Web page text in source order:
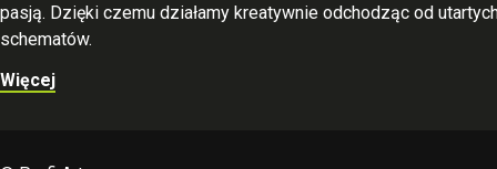
pasją. Dzięki czemu działamy kreatywnie odchodząc od
schematów.
Więcej